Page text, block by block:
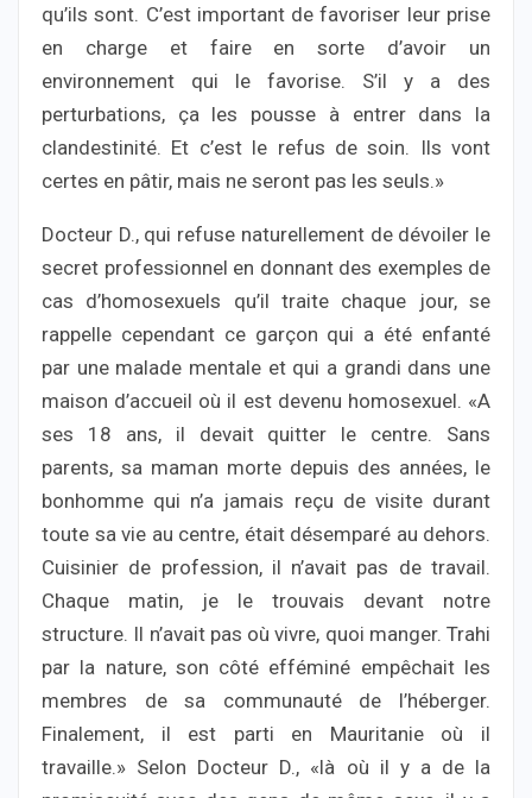
qu’ils sont. C’est important de favoriser leur prise
en charge et faire en sorte d’avoir un
environnement qui le favorise. S’il y a des
perturbations, ça les pousse à entrer dans la
clandestinité. Et c’est le refus de soin. Ils vont
certes en pâtir, mais ne seront pas les seuls.»
Docteur D., qui refuse naturellement de dévoiler le
secret professionnel en donnant des exemples de
cas d’homosexuels qu’il traite chaque jour, se
rappelle cependant ce garçon qui a été enfanté
par une malade mentale et qui a grandi dans une
maison d’accueil où il est devenu homosexuel. «A
ses 18 ans, il devait quitter le centre. Sans
parents, sa maman morte depuis des années, le
bonhomme qui n’a jamais reçu de visite durant
toute sa vie au centre, était désemparé au dehors.
Cuisinier de profession, il n’avait pas de travail.
Chaque matin, je le trouvais devant notre
structure. Il n’avait pas où vivre, quoi manger. Trahi
par la nature, son côté efféminé empêchait les
membres de sa communauté de l’héberger.
Finalement, il est parti en Mauritanie où il
travaille.» Selon Docteur D., «là où il y a de la